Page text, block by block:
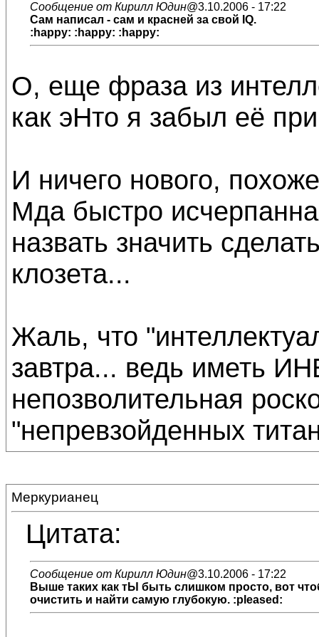
Сообщение от Кирилл Юдин@3.10.2006 - 17:22
Сам написал - сам и красней за свой IQ.
:happy: :happy: :happy:
О, еще фраза из
как эНто я забыл её
И ничего нового,
Мда быстро
назвать значить
клозета...
Жаль, что
завтра... ведь иметь
непозволительная
"непревзойденных
Меркурианец
Цитата:
Сообщение от Кирилл Юдин@3.10.2006 - 17:22
Выше таких как тЫ быть слишком просто, вот
очистить и найти самую глубокую. :pleased: